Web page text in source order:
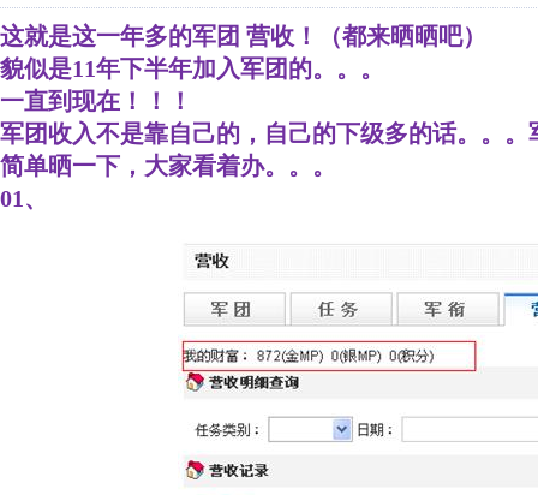
这就是这一年多的军团 营收！（都来晒晒吧）
貌似是11年下半年加入军团的。。。
一直到现在！！！
军团收入不是靠自己的，自己的下级多的话。。
简单晒一下，大家看着办。。。
01、